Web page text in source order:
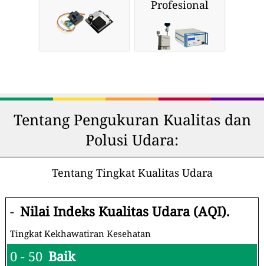
Profesional
Tentang Pengukuran Kualitas dan
Polusi Udara:
Tentang Tingkat Kualitas Udara
- Nilai Indeks Kualitas Udara (AQI).
Tingkat Kekhawatiran Kesehatan
0 - 50 Baik